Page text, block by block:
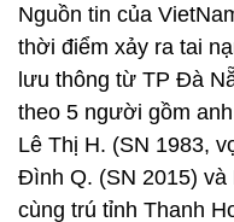
Nguồn tin của
thời điểm xảy ra tai
lưu thông từ TP Đà
theo 5 người gồm
Lê Thị H. (SN 1983,
Đình Q. (SN 2015) và
cùng trú tỉnh Thanh